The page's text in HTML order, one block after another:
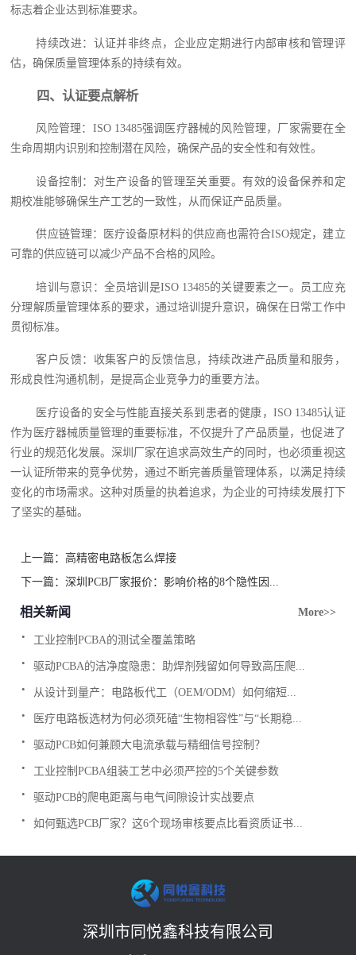
标志着企业达到标准要求。
持续改进：认证并非终点，企业应定期进行内部审核和管理评
估，确保质量管理体系的持续有效。
四、认证要点解析
风险管理：ISO 13485强调医疗器械的风险管理，厂家需要在全
生命周期内识别和控制潜在风险，确保产品的安全性和有效性。
设备控制：对生产设备的管理至关重要。有效的设备保养和定
期校准能够确保生产工艺的一致性，从而保证产品质量。
供应链管理：医疗设备原材料的供应商也需符合ISO规定，建立
可靠的供应链可以减少产品不合格的风险。
培训与意识：全员培训是ISO 13485的关键要素之一。员工应充
分理解质量管理体系的要求，通过培训提升意识，确保在日常工作中
贯彻标准。
客户反馈：收集客户的反馈信息，持续改进产品质量和服务，
形成良性沟通机制，是提高企业竞争力的重要方法。
医疗设备的安全与性能直接关系到患者的健康，ISO 13485认证
作为医疗器械质量管理的重要标准，不仅提升了产品质量，也促进了
行业的规范化发展。深圳厂家在追求高效生产的同时，也必须重视这
一认证所带来的竞争优势，通过不断完善质量管理体系，以满足持续
变化的市场需求。这种对质量的执着追求，为企业的可持续发展打下
了坚实的基础。
上一篇： 高精密电路板怎么焊接
下一篇：深圳PCB厂家报价：影响价格的8个隐性因...
相关新闻 More>>
工业控制PCBA的测试全覆盖策略
.
驱动PCBA的洁净度隐患：助焊剂残留如何导致高压爬...
.
从设计到量产：电路板代工（OEM/ODM）如何缩短...
.
医疗电路板选材为何必须死磕“生物相容性”与“长期稳...
.
驱动PCB如何兼顾大电流承载与精细信号控制？
.
工业控制PCBA组装工艺中必须严控的5个关键参数
.
驱动PCB的爬电距离与电气间隙设计实战要点
.
如何甄选PCB厂家？这6个现场审核要点比看资质证书...
.
深圳市同悦鑫科技有限公司